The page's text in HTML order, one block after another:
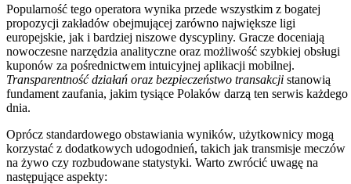
Popularność tego operatora wynika przede wszystkim z bogatej
propozycji zakładów obejmującej zarówno największe ligi
europejskie, jak i bardziej niszowe dyscypliny. Gracze doceniają
nowoczesne narzędzia analityczne oraz możliwość szybkiej obsługi
kuponów za pośrednictwem intuicyjnej aplikacji mobilnej.
Transparentność działań oraz bezpieczeństwo transakcji stanowią
fundament zaufania, jakim tysiące Polaków darzą ten serwis każdego
dnia.
Oprócz standardowego obstawiania wyników, użytkownicy mogą
korzystać z dodatkowych udogodnień, takich jak transmisje meczów
na żywo czy rozbudowane statystyki. Warto zwrócić uwagę na
następujące aspekty: